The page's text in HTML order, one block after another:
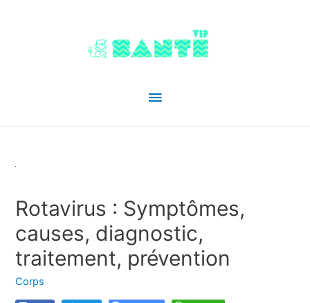
Menu
Rotavirus : Symptômes,
causes, diagnostic,
traitement, prévention
Corps